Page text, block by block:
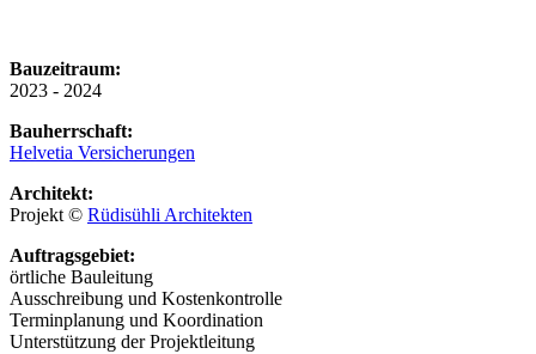
Bauzeitraum:
2023 - 2024
Bauherrschaft:
Helvetia Versicherungen
Architekt:
Projekt © Rüdisühli Architekten
Auftragsgebiet:
örtliche Bauleitung
Ausschreibung und Kostenkontrolle
Terminplanung und Koordination
Unterstützung der Projektleitung